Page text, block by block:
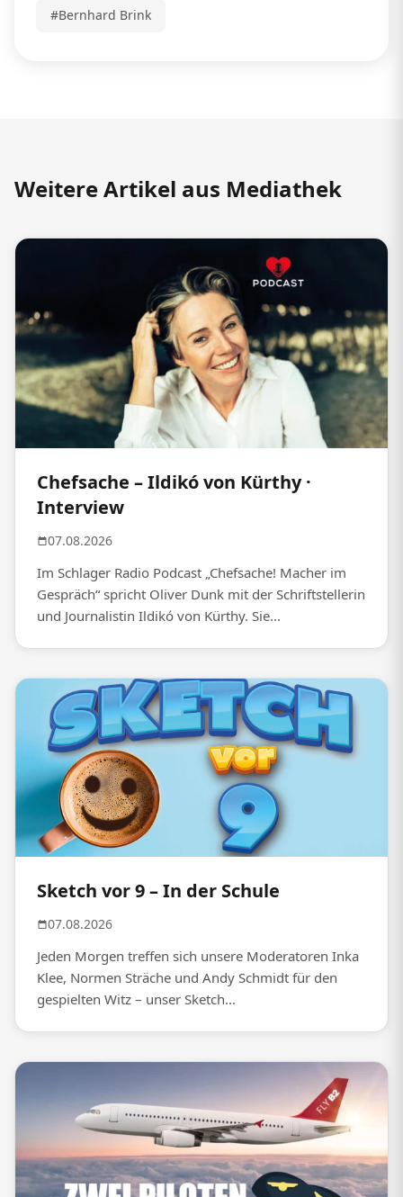
#Bernhard Brink
Weitere Artikel aus Mediathek
Chefsache – Ildikó von Kürthy ·
Interview
07.08.2026
Im Schlager Radio Podcast „Chefsache! Macher im
Gespräch“ spricht Oliver Dunk mit der Schriftstellerin
und Journalistin Ildikó von Kürthy. Sie...
Sketch vor 9 – In der Schule
07.08.2026
Jeden Morgen treffen sich unsere Moderatoren Inka
Klee, Normen Sträche und Andy Schmidt für den
gespielten Witz – unser Sketch...